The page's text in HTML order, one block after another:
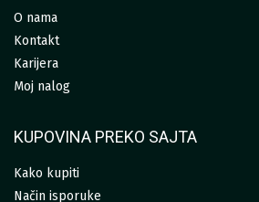
O nama
Kontakt
Karijera
Moj nalog
KUPOVINA PREKO SAJTA
Kako kupiti
Način isporuke